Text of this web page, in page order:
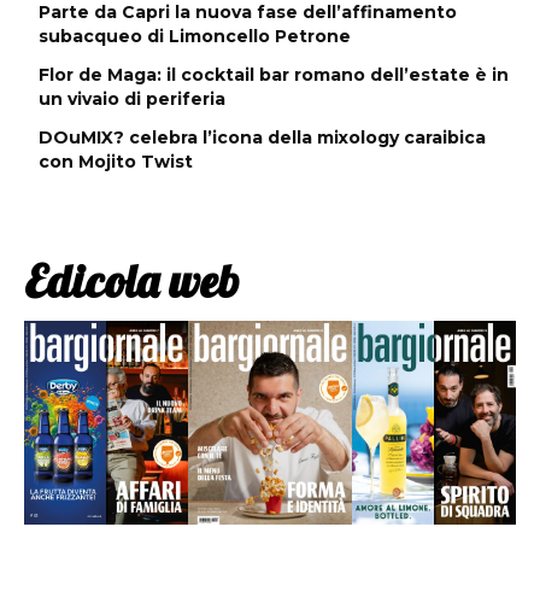
Parte da Capri la nuova fase dell’affinamento
subacqueo di Limoncello Petrone
Flor de Maga: il cocktail bar romano dell’estate è in
un vivaio di periferia
DOuMIX? celebra l’icona della mixology caraibica
con Mojito Twist
Edicola web